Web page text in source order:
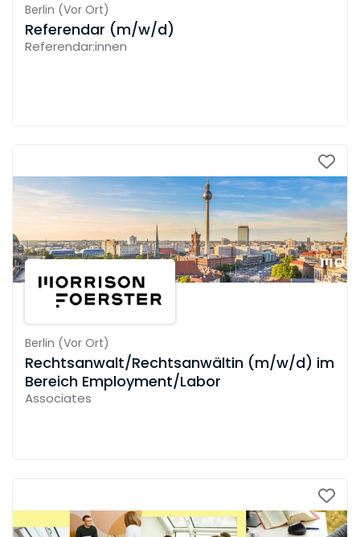
Berlin (Vor Ort)
Referendar (m/w/d)
Referendar:innen
Berlin (Vor Ort)
Rechtsanwalt/Rechtsanwältin (m/w/d) im
Bereich Employment/Labor
Associates